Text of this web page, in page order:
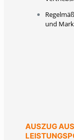
und
AUSZUG